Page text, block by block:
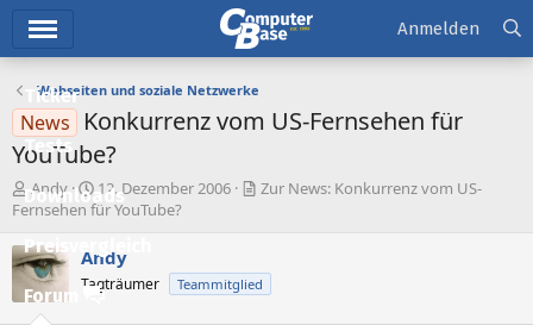
Ticker
Tests
Downloads
Preisvergleich
Forum
Anmelden
Webseiten und soziale Netzwerke
News
Konkurrenz vom US-Fernsehen für
YouTube?
E
r
t
e
l
Andy
E
r
t
12. Dezember 2006
Zur News: Konkurrenz vom US-
Fernsehen für YouTube?
Andy
Tagträumer Teammitglied